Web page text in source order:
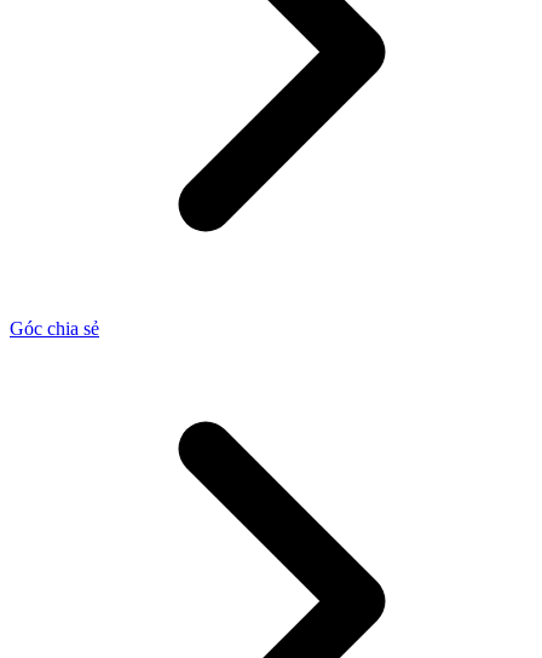
Góc chia sẻ